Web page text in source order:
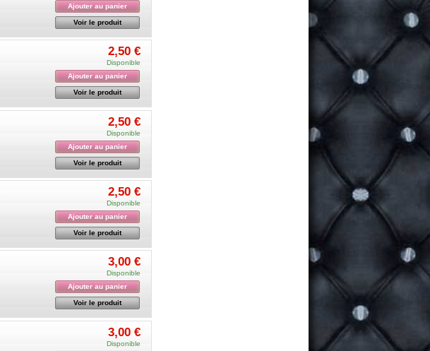
Ajouter au panier
Voir le produit
2,50 €
Disponible
Ajouter au panier
Voir le produit
2,50 €
Disponible
Ajouter au panier
Voir le produit
2,50 €
Disponible
Ajouter au panier
Voir le produit
3,00 €
Disponible
Ajouter au panier
Voir le produit
3,00 €
Disponible